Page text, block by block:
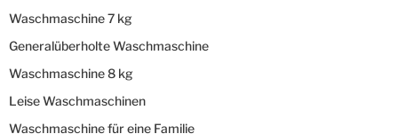
Waschmaschine 7 kg
Generalüberholte Waschmaschine
Waschmaschine 8 kg
Leise Waschmaschinen
Waschmaschine für eine Familie